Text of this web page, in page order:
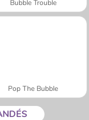
Bubble Trouble
Pop The Bubble